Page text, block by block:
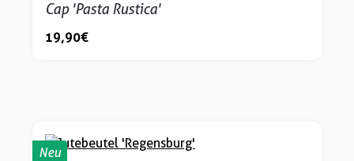
Cap 'Pasta Rustica'
19,90 €
Neu